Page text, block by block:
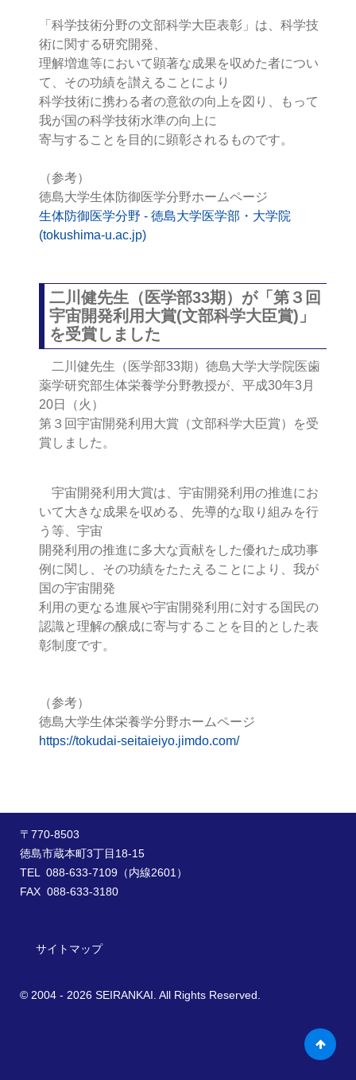
「科学技術分野の文部科学大臣表彰」は、科学技
術に関する研究開発、
理解増進等において顕著な成果を収めた者につい
て、その功績を讃えることにより
科学技術に携わる者の意欲の向上を図り、もって
我が国の科学技術水準の向上に
寄与することを目的に顕彰されるものです。
（参考）
徳島大学生体防御医学分野ホームページ
生体防御医学分野 - 徳島大学医学部・大学院
(tokushima-u.ac.jp)
二川健先生（医学部33期）が「第３回
宇宙開発利用大賞(文部科学大臣賞)」
を受賞しました
二川健先生（医学部33期）徳島大学大学院医歯
薬学研究部生体栄養学分野教授が、平成30年3月
20日（火）
第３回宇宙開発利用大賞（文部科学大臣賞）を受
賞しました。
宇宙開発利用大賞は、宇宙開発利用の推進にお
いて大きな成果を収める、先導的な取り組みを行
う等、宇宙
開発利用の推進に多大な貢献をした優れた成功事
例に関し、その功績をたたえることにより、我が
国の宇宙開発
利用の更なる進展や宇宙開発利用に対する国民の
認識と理解の醸成に寄与することを目的とした表
彰制度です。
（参考）
徳島大学生体栄養学分野ホームページ
https://tokudai-seitaieiyo.jimdo.com/
〒770-8503
徳島市蔵本町3丁目18-15
TEL 088-633-7109（内線2601）
FAX 088-633-3180
サイトマップ
© 2004 - 2026 SEIRANKAI. All Rights Reserved.